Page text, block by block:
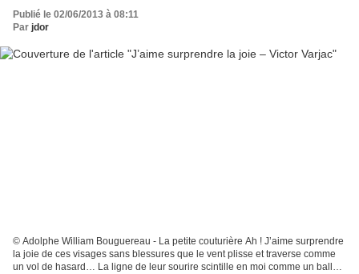
Publié le 02/06/2013 à 08:11
Par jdor
© Adolphe William Bouguereau - La petite couturière Ah ! J’aime surprendre
la joie de ces visages sans blessures que le vent plisse et traverse comme
un vol de hasard… La ligne de leur sourire scintille en moi comme un ballet